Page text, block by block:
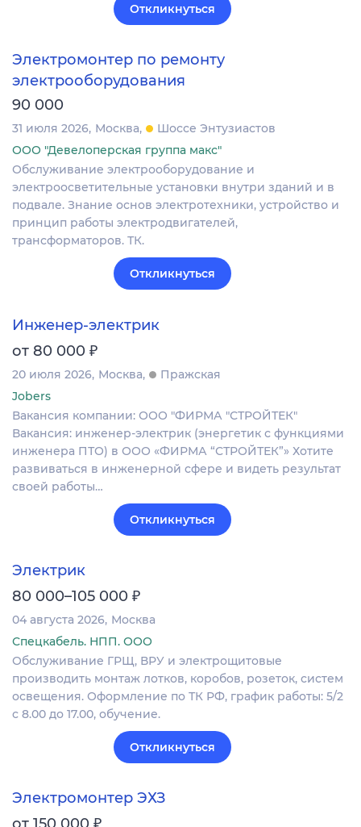
Откликнуться
Электромонтер по ремонту
электрооборудования
90 000
31 июля 2026 Москва
Шоссе Энтузиастов
ООО "Девелоперская группа макс"
Обслуживание электрооборудование и
электроосветительные установки внутри зданий и в
подвале. Знание основ электротехники, устройство и
принцип работы электродвигателей,
трансформаторов. ТК.
Откликнуться
Инженер-электрик
от 80 000 ₽
20 июля 2026 Москва
Пражская
Jobers
Вакансия компании: ООО "ФИРМА "СТРОЙТЕК"
Вакансия: инженер‑электрик (энергетик с функциями
инженера ПТО) в ООО «ФИРМА “СТРОЙТЕК”» Хотите
развиваться в инженерной сфере и видеть результат
своей работы…
Откликнуться
Электрик
80 000–105 000 ₽
04 августа 2026 Москва
Спецкабель. НПП. ООО
Обслуживание ГРЩ, ВРУ и электрощитовые
производить монтаж лотков, коробов, розеток, систем
освещения. Оформление по ТК РФ, график работы: 5/2
с 8.00 до 17.00, обучение.
Откликнуться
Электромонтер ЭХЗ
₽